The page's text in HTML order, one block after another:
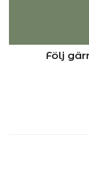
Följ